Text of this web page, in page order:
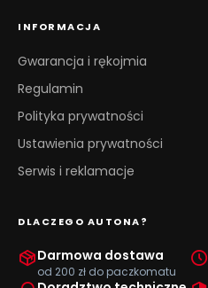
INFORMACJA
Gwarancja i rękojmia
Regulamin
Polityka prywatności
Ustawienia prywatności
Serwis i reklamacje
DLACZEGO AUTONA?
Darmowa dostawa
od 200 zł do paczkomatu